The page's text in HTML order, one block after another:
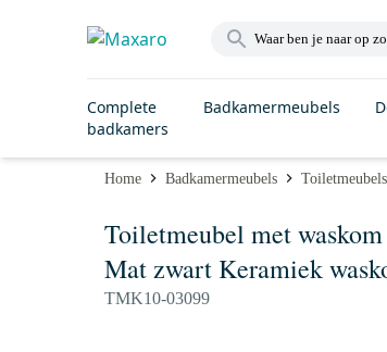
Complete
badkamers
Badkamermeubels
Home Badkamermeubels Toiletmeubels
Toiletmeubel met
Mat zwart Keramiek
TMK10-03099